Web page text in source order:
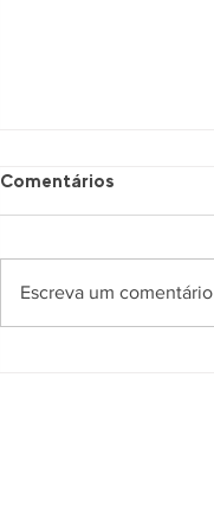
Nem Jair, Nem Lula
Comentários
Escreva um comentário